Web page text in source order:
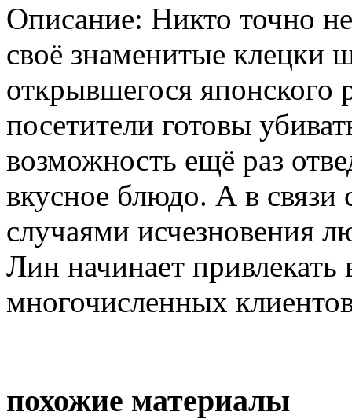
Описание: Никто точно
своё знаменитые клецки
открывшегося японского
посетители готовы
возможность ещё раз
вкусное блюдо. А в связи
случаями исчезновения
Лин начинает привлекать
многочисленных
похожие материалы